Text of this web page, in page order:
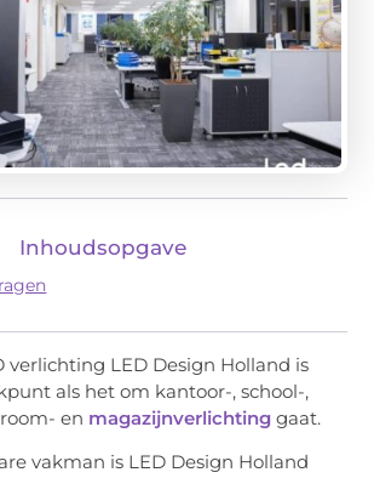
Inhoudsopgave
verlichting LED Design Holland is
als het om kantoor-, school-,
en magazijnverlichting gaat.
vakman is LED Design Holland